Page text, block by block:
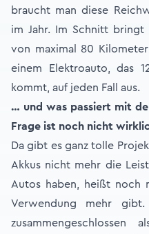
braucht man diese
im Jahr. Im Schnitt bringt
von maximal 80
einem Elektroauto, das
kommt, auf jeden Fall aus.
… und was passiert mit
Frage ist noch nicht
Da gibt es ganz tolle
Akkus nicht mehr die
Autos haben, heißt noch
Verwendung mehr
zusammengeschlossen